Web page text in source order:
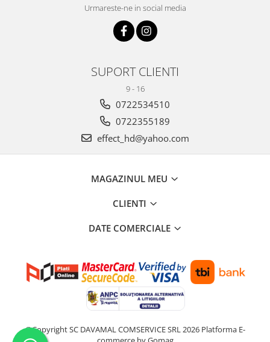
Urmareste-ne in social media
SUPORT CLIENTI
9 - 16
0722534510
0722355189
effect_hd@yahoo.com
MAGAZINUL MEU
CLIENTI
DATE COMERCIALE
©Copyright SC DAVAMAL COMSERVICE SRL 2026 Platforma E-